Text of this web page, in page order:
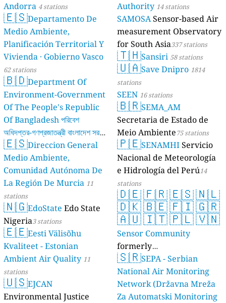
Andorra 4 stations
🇪🇸Departamento De
Medio Ambiente,
Planificación Territorial Y
Vivienda · Gobierno Vasco
62 stations
🇧🇩Department Of
Environment-Government
Of The People's Republic
Of Bangladesh পরিবেশ
অধিদপ্তর-গণপ্রজাতন্ত্রী বাংলাদেশ সরকার
17 stations
🇪🇸Direccion General
Medio Ambiente,
Comunidad Autónoma De
La Región De Murcia 11
stations
🇳🇬EdoState Edo State
Nigeria3 stations
🇪🇪Eesti Välisõhu
Kvaliteet - Estonian
Ambient Air Quality 11
stations
🇺🇸EJCAN
Environmental Justice
Authority 14 stations
SAMOSASensor-based Air
measurement Observatory
for South Asia337 stations
🇹🇭Sansiri 58 stations
🇺🇦Save Dnipro 1814
stations
SEEN 16 stations
🇧🇷SEMA_AM
Secretaria de Estado de
Meio Ambiente75 stations
🇵🇪SENAMHIServicio
Nacional de Meteorología
e Hidrología del Perú14
stations
🇩🇪🇫🇷🇪🇸🇳🇱
🇩🇰🇧🇪🇫🇮🇬🇷
🇦🇺🇮🇹🇵🇱🇻🇳
Sensor Community
formerly
luftdaten.info35807 stations
🇸🇷SEPA - Serbian
National Air Monitoring
Network (Državna Mreža
Za Automatski Monitoring